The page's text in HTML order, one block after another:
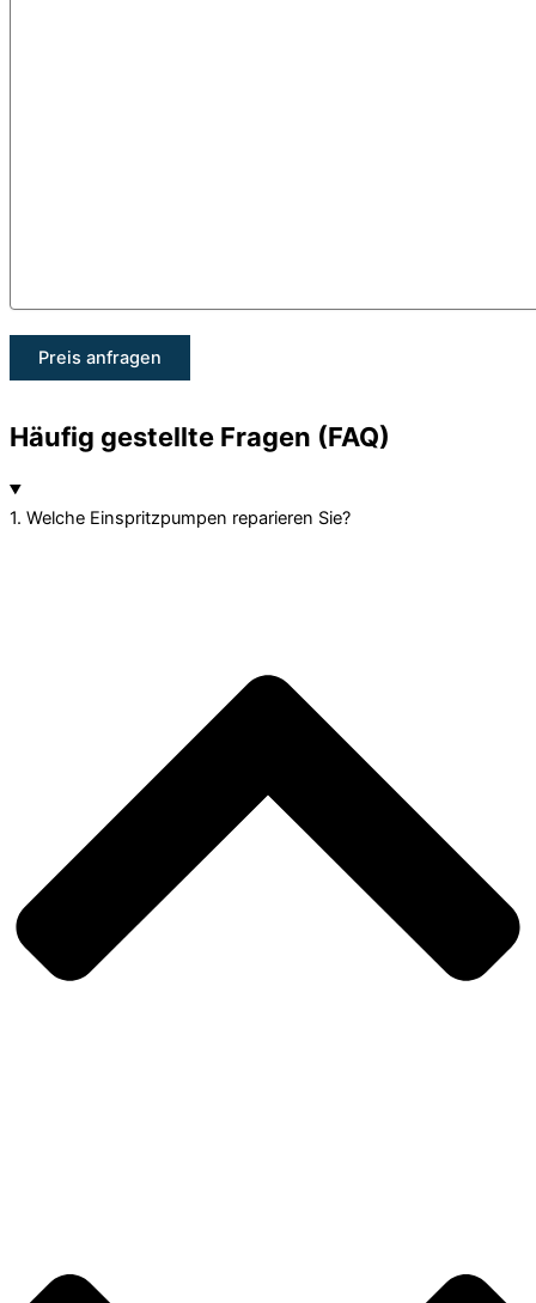
Häufig gestellte Fragen (FAQ)
1. Welche Einspritzpumpen reparieren Sie?